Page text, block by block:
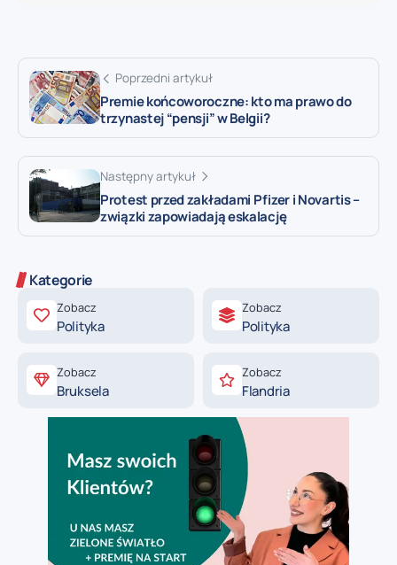
Poprzedni artykuł
Premie końcoworoczne: kto ma prawo do
trzynastej “pensji” w Belgii?
Następny artykuł
Protest przed zakładami Pfizer i Novartis –
związki zapowiadają eskalację
Kategorie
Zobacz
Polityka
Zobacz
Polityka
Zobacz
Bruksela
Zobacz
Flandria